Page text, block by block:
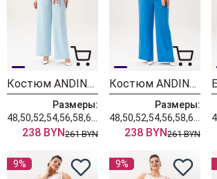
Костюм ANDINA 981-2 принт цветы+голубой
Размеры:
238 BYN261 BYN
Костюм ANDINA 981 принт цветы+индиго
Размеры:
238 BYN261 BYN
9% 9%